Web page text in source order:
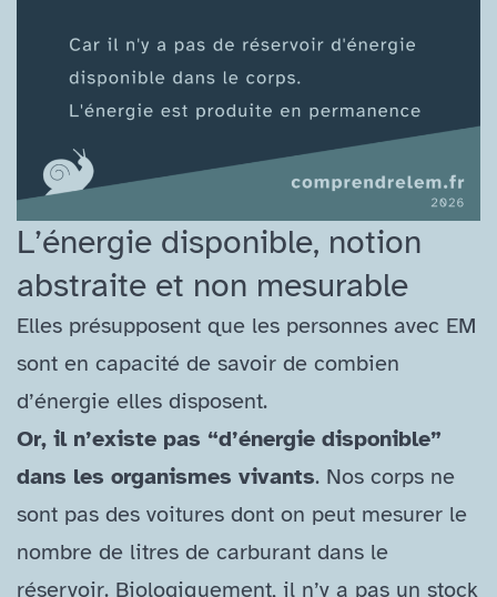
L’énergie disponible, notion
abstraite et non mesurable
Elles présupposent que les personnes avec EM
sont en capacité de savoir de combien
d’énergie elles disposent.
Or, il n’existe pas “d’énergie disponible”
dans les organismes vivants. Nos corps ne
sont pas des voitures dont on peut mesurer le
nombre de litres de carburant dans le
réservoir. Biologiquement, il n’y a pas un stock